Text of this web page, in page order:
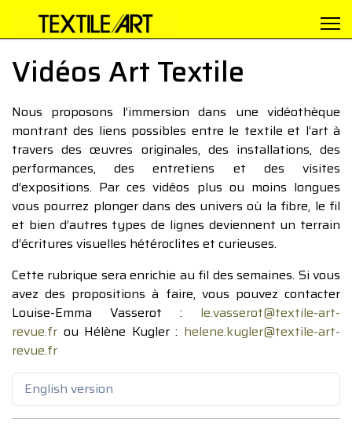
Vidéos Art Textile
Nous proposons l’immersion dans une vidéothèque
montrant des liens possibles entre le textile et l’art à
travers des œuvres originales, des installations, des
performances, des entretiens et des visites
d’expositions. Par ces vidéos plus ou moins longues
vous pourrez plonger dans des univers où la fibre, le fil
et bien d’autres types de lignes deviennent un terrain
d’écritures visuelles hétéroclites et curieuses.
Cette rubrique sera enrichie au fil des semaines. Si vous
avez des propositions à faire, vous pouvez contacter
Louise-Emma Vasserot : le.vasserot@textile-art-
revue.fr ou Hélène Kugler : helene.kugler@textile-art-
revue.fr
English version